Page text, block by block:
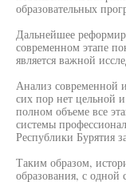
образовательных
Дальнейшее
современном этапе
является важной
Анализ современной
сих пор нет цельной
полном объеме все
системы
Республики Бурятия
Таким образом,
образования, с одной